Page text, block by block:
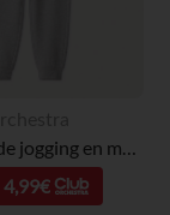
Pantalon de jogging en molleton uni gris garçon
4,99€